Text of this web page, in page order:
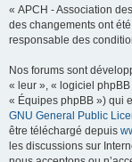
« APCH - Association
des changements ont
responsable des
Nos forums sont
« leur », « logiciel
« Équipes phpBB ») qui
GNU General Public
être téléchargé depuis
les discussions sur